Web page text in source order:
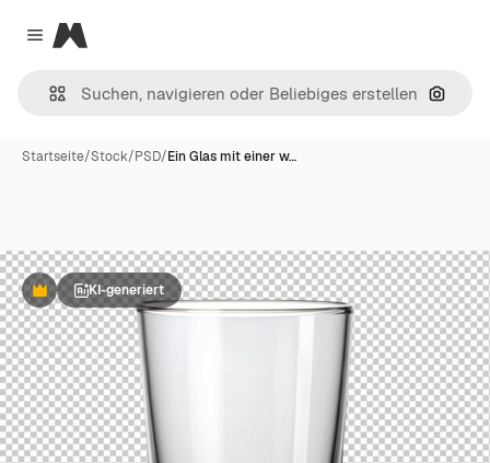
Close menu
Magnific
Nach
Startseite/Stock/PSD/Ein Glas mit einer w…
PremiumKI-generiert